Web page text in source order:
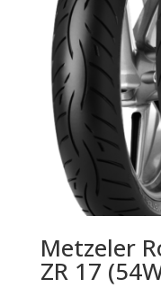
Metzeler
ZR 17